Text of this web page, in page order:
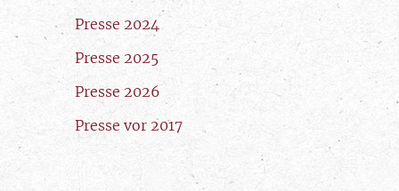
Presse 2024
Presse 2025
Presse 2026
Presse vor 2017